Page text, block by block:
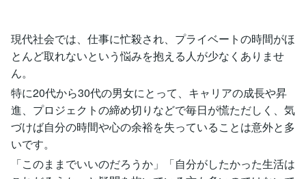
現代社会では、仕事に忙殺され、プライベートの時間がほ
とんど取れないという悩みを抱える人が少なくありませ
ん。
特に20代から30代の男女にとって、キャリアの成長や昇
進、プロジェクトの締め切りなどで毎日が慌ただしく、気
づけば自分の時間や心の余裕を失っていることは意外と多
いです。
「このままでいいのだろうか」「自分がしたかった生活は